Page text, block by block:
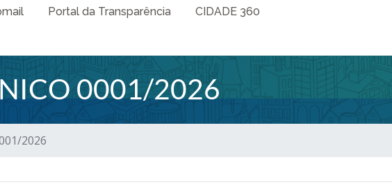
Portal da Transparência CIDADE 360
0001/2026
2026